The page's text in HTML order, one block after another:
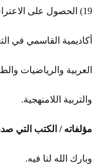
19) الحصول على
أكاديمية القاسمي في
العربية والرياضيات
والتربية اللامنهجية.
مؤلفاته / الكتب التي
وبارك الله لنا فيه.